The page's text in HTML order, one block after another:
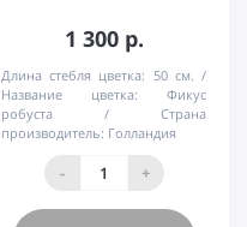
1 300 р.
Длина стебля цветка: 50 см.
Название цветка:
Фикус
робуста
Страна
производитель: Голландия
- +